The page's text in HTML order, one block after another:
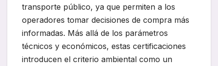
transporte público, ya que permiten a los
operadores tomar decisiones de compra más
informadas. Más allá de los parámetros
técnicos y económicos, estas certificaciones
introducen el criterio ambiental como un